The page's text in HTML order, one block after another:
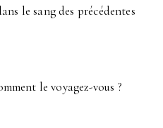
le sang des précédentes
le voyagez-vous ?